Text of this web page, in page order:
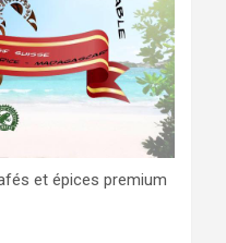
et épices premium